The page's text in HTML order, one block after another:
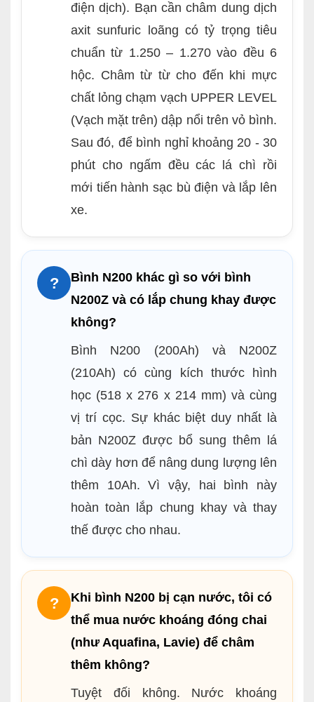
điện dịch). Bạn cần châm dung dịch
axit sunfuric loãng có tỷ trọng tiêu
chuẩn từ 1.250 – 1.270 vào đều 6
hộc. Châm từ từ cho đến khi mực
chất lỏng chạm vạch UPPER LEVEL
(Vạch mặt trên) dập nổi trên vỏ bình.
Sau đó, để bình nghỉ khoảng 20 - 30
phút cho ngấm đều các lá chì rồi
mới tiến hành sạc bù điện và lắp lên
xe.
?
Bình N200 khác gì so với bình
N200Z và có lắp chung khay được
không?
Bình N200 (200Ah) và N200Z
(210Ah) có cùng kích thước hình
học (518 x 276 x 214 mm) và cùng
vị trí cọc. Sự khác biệt duy nhất là
bản N200Z được bổ sung thêm lá
chì dày hơn để nâng dung lượng lên
thêm 10Ah. Vì vậy, hai bình này
hoàn toàn lắp chung khay và thay
thế được cho nhau.
?
Khi bình N200 bị cạn nước, tôi có
thể mua nước khoáng đóng chai
(như Aquafina, Lavie) để châm
thêm không?
Tuyệt đối không. Nước khoáng